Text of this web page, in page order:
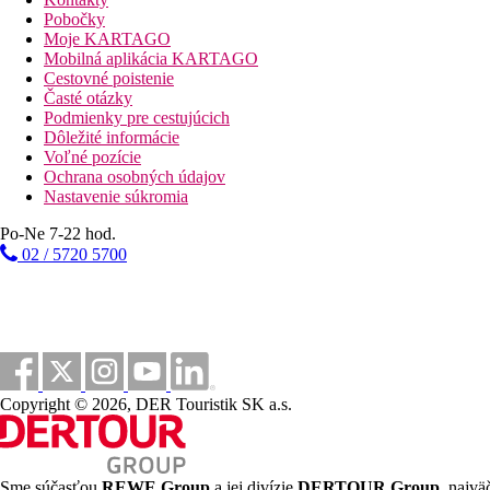
Deluxe Izba:
Izby sú vybavené posteľou king-size alebo dvoma
a kábel. TV a tiež individuálne regulovateľnou klimatizáciou.
Premium Pokoj:
Izby sú vybavené posteľou king-size alebo dvoma
a kábel. TV a tiež individuálne regulovateľnou klimatizáciou.
Apartmán:
Izby sú vybavené posteľou king-size alebo dvoma
a kábel. TV a tiež individuálne regulovateľnou klimatizáciou.
Prezidentský Suite:
Izby sú vybavené posteľou king-size alebo dvoma
Vzdialenosti
25 km
Vzdialenosť od najbližšieho letiska
Pobočky
Moje KARTAGO
Mobilná aplikácia KARTAGO
Cestovné poistenie
Časté otázky
Podmienky pre cestujúcich
Dôležité informácie
Voľné pozície
Ochrana osobných údajov
Nastavenie súkromia
Po-Ne 7-22 hod.
02 / 5720 5700
Copyright © 2026, DER Touristik SK a.s.